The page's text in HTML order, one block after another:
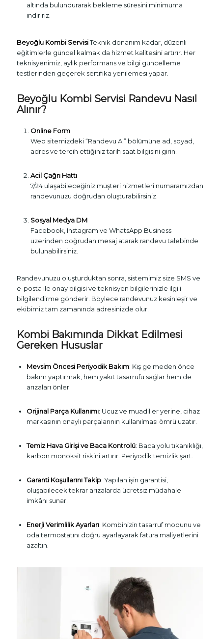
altında bulundurarak bekleme süresini minimuma
indiririz.
Beyoğlu Kombi ServisiTeknik donanım kadar, düzenli
eğitimlerle güncel kalmak da hizmet kalitesini artırır. Her
teknisyenimiz, aylık performans ve bilgi güncelleme
testlerinden geçerek sertifika yenilemesi yapar.
Beyoğlu Kombi Servisi Randevu Nasıl
Alınır?
Online Form
Web sitemizdeki “Randevu Al” bölümüne ad, soyad,
adres ve tercih ettiğiniz tarih saat bilgisini girin.
Acil Çağrı Hattı
7/24 ulaşabileceğiniz müşteri hizmetleri numaramızdan
randevunuzu doğrudan oluşturabilirsiniz.
Sosyal Medya DM
Facebook, Instagram ve WhatsApp Business
üzerinden doğrudan mesaj atarak randevu talebinde
bulunabilirsiniz.
Randevunuzu oluşturduktan sonra, sistemimiz size SMS ve
e-posta ile onay bilgisi ve teknisyen bilgilerinizle ilgili
bilgilendirme gönderir. Böylece randevunuz kesinleşir ve
ekibimiz tam zamanında adresinizde olur.
Kombi Bakımında Dikkat Edilmesi
Gereken Hususlar
Mevsim Öncesi Periyodik Bakım: Kış gelmeden önce
bakım yaptırmak, hem yakıt tasarrufu sağlar hem de
arızaları önler.
Orijinal Parça Kullanımı: Ucuz ve muadiller yerine, cihaz
markasının onaylı parçalarının kullanılması ömrü uzatır.
Temiz Hava Girişi ve Baca Kontrolü: Baca yolu tıkanıklığı,
karbon monoksit riskini artırır. Periyodik temizlik şart.
Garanti Koşullarını Takip: Yapılan işin garantisi,
oluşabilecek tekrar arızalarda ücretsiz müdahale
imkânı sunar.
Enerji Verimlilik Ayarları: Kombinizin tasarruf modunu ve
oda termostatını doğru ayarlayarak fatura maliyetlerini
azaltın.